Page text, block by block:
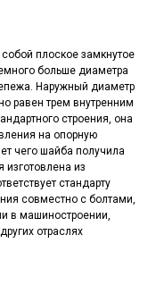
плоское замкнутое
больше диаметра
Наружный диаметр
равен трем внутренним
строения, она
на опорную
чего шайба получила
из
стандарту
совместно с болтами,
в машиностроении,
отраслях